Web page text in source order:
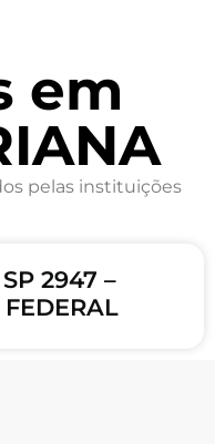
em
pelas instituições
2947 –